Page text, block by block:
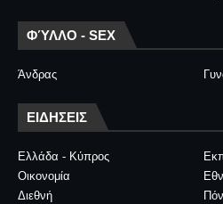
ΦΎΛΛΟ - SEX
Άνδρας
ΕΙΔΗΣΕΙΣ
Ελλάδα - Κύπρος
Οικονομία
Διεθνή